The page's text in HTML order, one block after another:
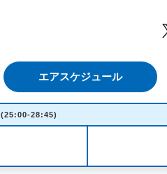
エアスケジュール
(25:00-28:45)